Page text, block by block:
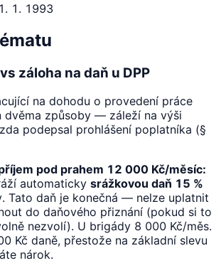
1. 1. 1993
záloha na daň u DPP
na dohodu o provedení práce
dvěma způsoby — záleží na výši
podepsal prohlášení poplatníka (§
pod prahem 12 000 Kč/měsíc:
automaticky srážkovou daň 15 %
Tato daň je konečná — nelze uplatnit
do daňového přiznání (pokud si to
nezvolí). U brigády 8 000 Kč/měs.
Kč daně, přestože na základní slevu
nárok.